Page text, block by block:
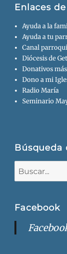
Enlaces
Ayuda a la
Ayuda a tu
Canal
Diócesis de
Donativos
Dono a mi
Radio María
Seminario
Búsqueda
Facebook